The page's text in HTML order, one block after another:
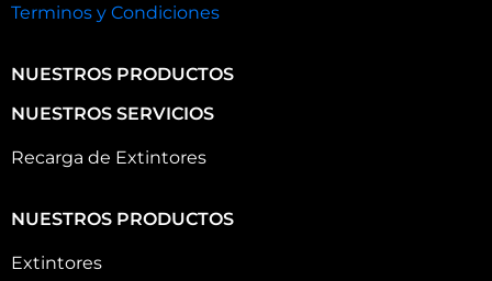
Terminos y Condiciones
NUESTROS PRODUCTOS
NUESTROS SERVICIOS
Recarga de Extintores
NUESTROS PRODUCTOS
Extintores